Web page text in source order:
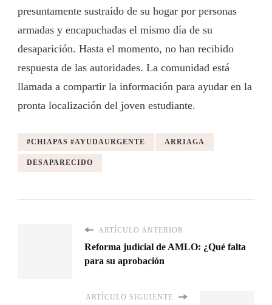
presuntamente sustraído de su hogar por personas
armadas y encapuchadas el mismo día de su
desaparición. Hasta el momento, no han recibido
respuesta de las autoridades. La comunidad está
llamada a compartir la información para ayudar en la
pronta localización del joven estudiante.
#CHIAPAS #AYUDAURGENTE ARRIAGA
DESAPARECIDO
ARTÍCULO ANTERIOR
Reforma judicial de AMLO: ¿Qué falta
para su aprobación
ARTÍCULO SIGUIENTE